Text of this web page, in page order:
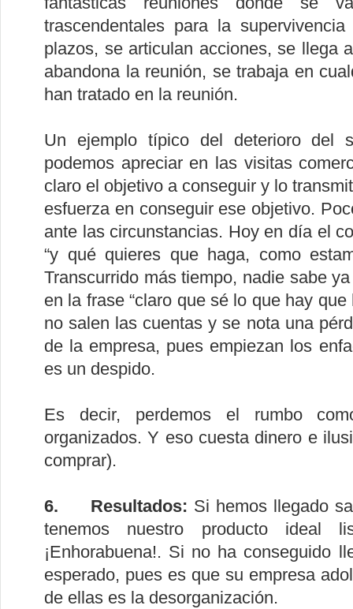
trascendentales para la
plazos, se articulan acciones, se llega
abandona la reunión, se trabaja en
han tratado en la reunión.
Un ejemplo típico del deterioro del
podemos apreciar en las visitas
claro el objetivo a conseguir y lo
esfuerza en conseguir ese objetivo.
ante las circunstancias. Hoy en día el
“y qué quieres que haga, como
Transcurrido más tiempo, nadie sabe
en la frase “claro que sé lo que hay
no salen las cuentas y se nota una
de la empresa, pues empiezan los
es un despido.
Es decir, perdemos el rumbo
organizados. Y eso cuesta dinero e
comprar).
6. Resultados: Si hemos llegado
tenemos nuestro producto ideal
¡Enhorabuena!. Si no ha conseguido
esperado, pues es que su empresa
de ellas es la desorganización.